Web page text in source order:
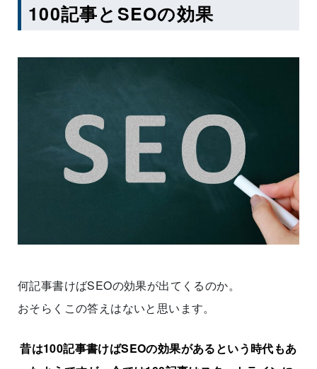
100記事とSEOの効果
何記事書けばSEOの効果が出てくるのか。
おそらくこの答えはないと思います。
昔は100記事書けばSEOの効果があるという時代もあ